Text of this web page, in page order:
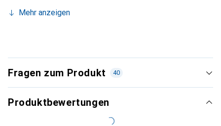
Mehr anzeigen
Fragen zum Produkt 40
Produktbewertungen